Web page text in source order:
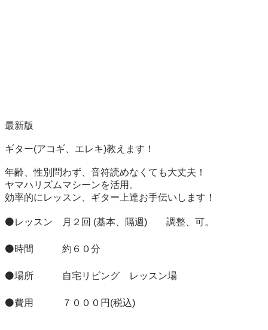
最新版
ギター(アコギ、エレキ)教えます！
年齢、性別問わず、音符読めなくても大丈夫！
ヤマハリズムマシーンを活用。
効率的にレッスン、ギター上達お手伝いします！
⚫️レッスン　月２回 (基本、隔週)        調整、可。
⚫️時間　　　約６０分
⚫️場所　　　自宅リビング　レッスン場
⚫️費用　　　７０００円(税込)